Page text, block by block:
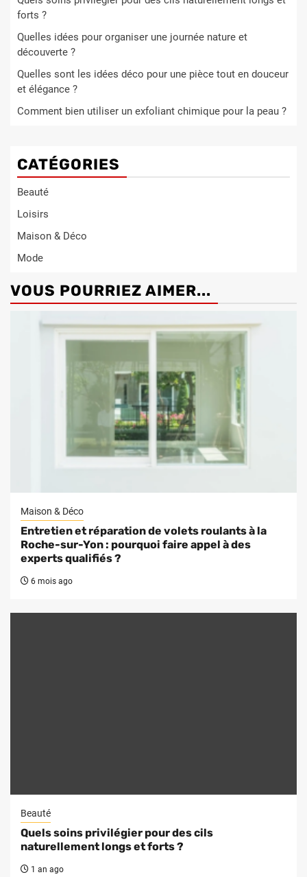
forts ?
Quelles idées pour organiser une journée nature et
découverte ?
Quelles sont les idées déco pour une pièce tout en douceur
et élégance ?
Comment bien utiliser un exfoliant chimique pour la peau ?
CATÉGORIES
Beauté
Loisirs
Maison & Déco
Mode
VOUS POURRIEZ AIMER...
Maison & Déco
Entretien et réparation de volets roulants à la
Roche-sur-Yon : pourquoi faire appel à des
experts qualifiés ?
6 mois ago
Beauté
Quels soins privilégier pour des cils
naturellement longs et forts ?
1 an ago